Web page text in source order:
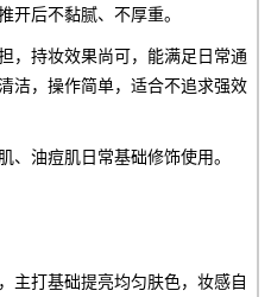
开后不黏腻、不厚重。
，持妆效果尚可，能满足日常通
洁，操作简单，适合不追求强效
油痘肌日常基础修饰使用。
主打基础提亮均匀肤色，妆感自